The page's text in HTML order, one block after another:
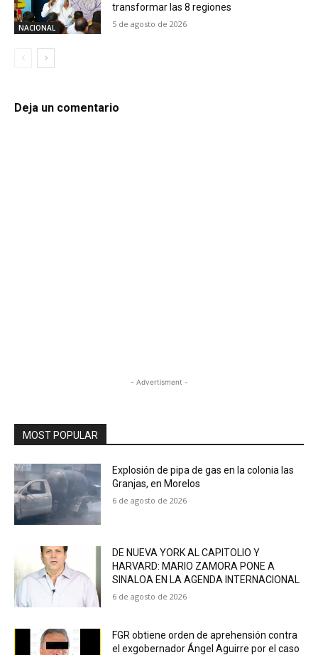
NACIONAL
transformar las 8 regiones
5 de agosto de 2026
Deja un comentario
- Advertisment -
MOST POPULAR
Explosión de pipa de gas en la colonia las
Granjas, en Morelos
6 de agosto de 2026
DE NUEVA YORK AL CAPITOLIO Y
HARVARD: MARIO ZAMORA PONE A
SINALOA EN LA AGENDA INTERNACIONAL
6 de agosto de 2026
FGR obtiene orden de aprehensión contra
el exgobernador Ángel Aguirre por el caso